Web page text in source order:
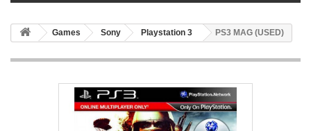
Games Sony Playstation 3 PS3 MAG (USED)